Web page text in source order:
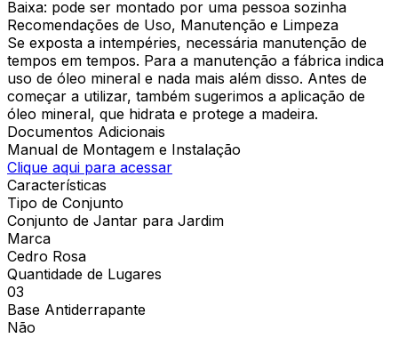
Baixa: pode ser montado por uma pessoa sozinha
Recomendações de Uso, Manutenção e Limpeza
Se exposta a intempéries, necessária manutenção de
tempos em tempos. Para a manutenção a fábrica indica
uso de óleo mineral e nada mais além disso. Antes de
começar a utilizar, também sugerimos a aplicação de
óleo mineral, que hidrata e protege a madeira.
Documentos Adicionais
Manual de Montagem e Instalação
Clique aqui para acessar
Características
Tipo de Conjunto
Conjunto de Jantar para Jardim
Marca
Cedro Rosa
Quantidade de Lugares
03
Base Antiderrapante
Não